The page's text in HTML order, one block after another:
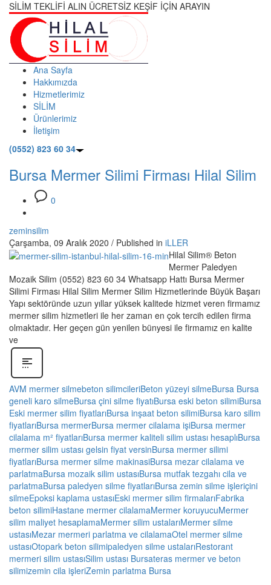
SİLİM TEKLİFİ ALIN ÜCRETSİZ KEŞİF İÇİN ARAYIN
Ana Sayfa
Hakkımızda
Hizmetlerimiz
SİLİM
Ürünlerimiz
İletişim
(0552) 823 60 34
Bursa Mermer Silimi Firması Hilal Silim
0
zeminsilim
Çarşamba, 09 Aralık 2020 / Published in iLLER
Hilal Silim® Beton
Mermer Paledyen
Mozaik Silim (0552) 823 60 34 Whatsapp Hattı Bursa Mermer
Silimi Firması Hilal Silim Mermer Silim Hizmetlerinde Büyük Başarı
Yapı sektöründe uzun yıllar yüksek kalitede hizmet veren firmamız
mermer silim hizmetleri ile her zaman en çok tercih edilen firma
olmaktadır. Her geçen gün yenilen bünyesi ile firmamız en kalite
ve
AVM mermer silmebeton silimcileriBeton yüzeyi silmeBursa Bursa
geneli karo silmeBursa çini silme fiyatıBursa eski beton silimiBursa
Eski mermer silim fiyatlarıBursa inşaat beton silimiBursa karo silim
fiyatlarıBursa mermerBursa mermer cilalama işiBursa mermer
cilalama m² fiyatlarıBursa mermer kaliteli silim ustası hesaplıBursa
mermer silim ustası gelsin fiyat versinBursa mermer silimi
fiyatlarıBursa mermer silme makinasiBursa mezar cilalama ve
parlatmaBursa mozaik silim ustasıBursa mutfak tezgahı cila ve
parlatmaBursa paledyen silme fiyatlarıBursa zemin silme işleriçini
silmeEpoksi kaplama ustasıEski mermer silim firmalarıFabrika
beton silimiHastane mermer cilalamaMermer koruyucuMermer
silim maliyet hesaplamaMermer silim ustalarıMermer silme
ustasıMezar mermeri parlatma ve cilalamaOtel mermer silme
ustasıOtopark beton silimipaledyen silme ustalarıRestorant
mermeri silim ustasıSilim ustası Bursateras mermer ve beton
silimizemin cila işleriZemin parlatma Bursa